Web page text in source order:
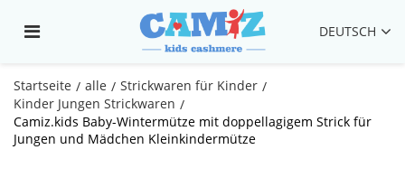
DEUTSCH
Startseite / alle / Strickwaren für Kinder /
Kinder Jungen Strickwaren /
Camiz.kids Baby-Wintermütze mit doppellagigem Strick für
Jungen und Mädchen Kleinkindermütze